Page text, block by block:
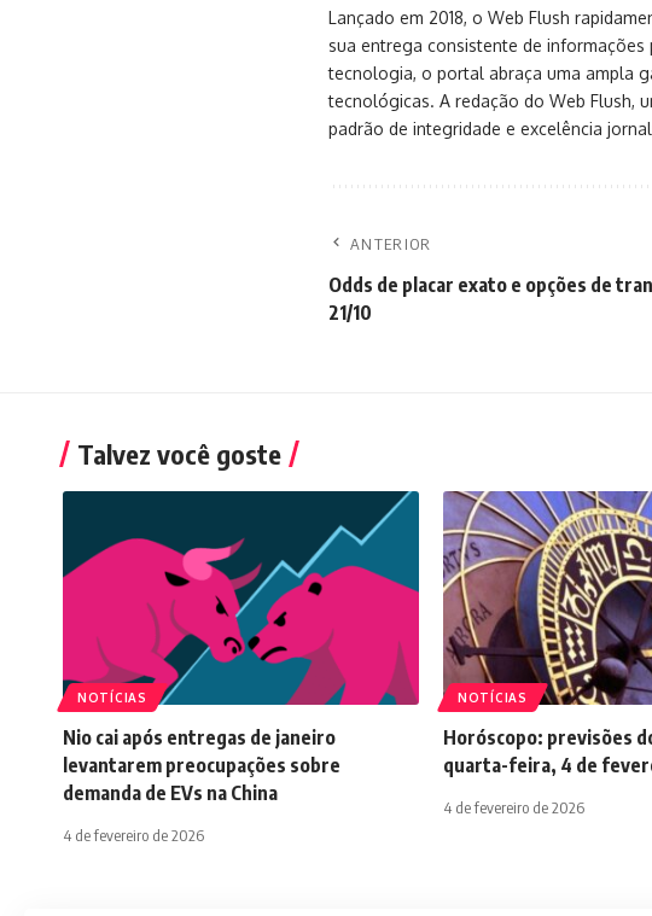
Lançado em 2018, o Web Flush
sua entrega consistente de informações
tecnologia, o portal abraça uma ampla
tecnológicas. A redação do Web Flush,
padrão de integridade e excelência
ANTERIOR
Odds de placar exato e opções de
21/10
Talvez você goste
NOTÍCIAS
Nio cai após entregas de janeiro
levantarem preocupações sobre
demanda de EVs na China
4 de fevereiro de 2026
NOTÍCIAS
Horóscopo: previsões
quarta-feira, 4 de
4 de fevereiro de 2026